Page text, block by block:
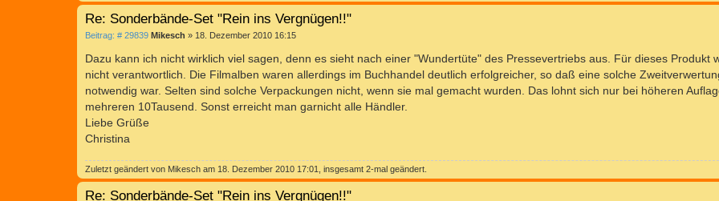
Re: Sonderbände-Set "Rein ins Vergnügen!!"
Beitrag: # 29839B
i
r
g
Mikesch » 18. Dezember 2010 16:15
Dazu kann ich nicht wirklich viel sagen, denn es sieht nach einer "Wundertüte" des Pressevertriebs aus. Für dieses Produkt
nicht verantwortlich. Die Filmalben waren allerdings im Buchhandel deutlich erfolgreicher, so daß eine solche
notwendig war. Selten sind solche Verpackungen nicht, wenn sie mal gemacht wurden. Das lohnt sich nur bei höheren
mehreren 10Tausend. Sonst erreicht man garnicht alle Händler.
Liebe Grüße
Christina
Zuletzt geändert von Mikesch am 18. Dezember 2010 17:01, insgesamt 2-mal geändert.
Re: Sonderbände-Set "Rein ins Vergnügen!!"